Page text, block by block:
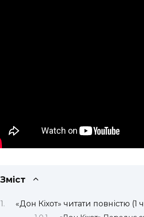
Зміст
«Дон Кіхот» читати повністю (1